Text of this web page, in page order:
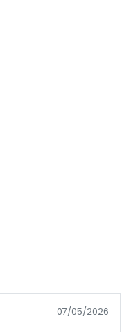
07/05/2026